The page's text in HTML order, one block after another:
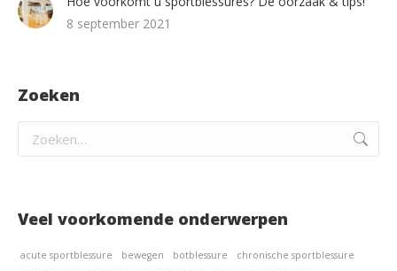
8 september 2021
Zoeken
Veel voorkomende onderwerpen
acute sportblessure bewegen botblessure
chronische sportblessure